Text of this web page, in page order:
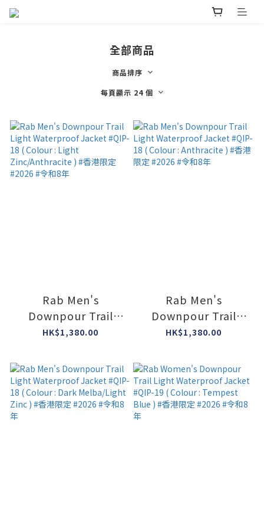
全部商品
商品排序
每頁顯示 24 個
Rab Men's
Downpour Trail
Light Waterproof
Colour : Light
Zinc/Anthracite ) #
香港限定 #2026 #令
和8年
HK$1,380.00
Rab Men's
Downpour Trail
Light Waterproof
Colour : Anthracite )
#香港限定 #2026 #令
和8年
HK$1,380.00